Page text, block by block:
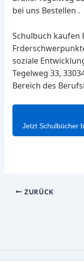
bei uns Bestellen .
Schulbuch kaufen
soziale
Tegelweg 33,
Bereich des
Jetzt Schulbücher
ZURÜCK